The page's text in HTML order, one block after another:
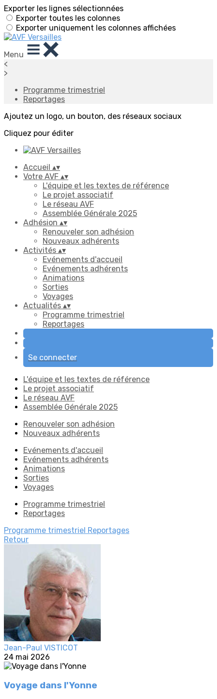
Exporter les lignes sélectionnées
Exporter toutes les colonnes
Exporter uniquement les colonnes affichées
Menu
<
>
Programme trimestriel
Reportages
Ajoutez un logo, un bouton, des réseaux sociaux
Cliquez pour éditer
Accueil ▴▾
Votre AVF ▴▾
L'équipe et les textes de référence
Le projet associatif
Le réseau AVF
Assemblée Générale 2025
Adhésion ▴▾
Renouveler son adhésion
Nouveaux adhérents
Activités ▴▾
Evénements d'accueil
Evénements adhérents
Animations
Sorties
Voyages
Actualités ▴▾
Programme trimestriel
Reportages
Se connecter
L'équipe et les textes de référence
Le projet associatif
Le réseau AVF
Assemblée Générale 2025
Renouveler son adhésion
Nouveaux adhérents
Evénements d'accueil
Evénements adhérents
Animations
Sorties
Voyages
Programme trimestriel
Reportages
Programme trimestriel Reportages
Retour
Jean-Paul VISTICOT
24 mai 2026
Voyage dans l'Yonne